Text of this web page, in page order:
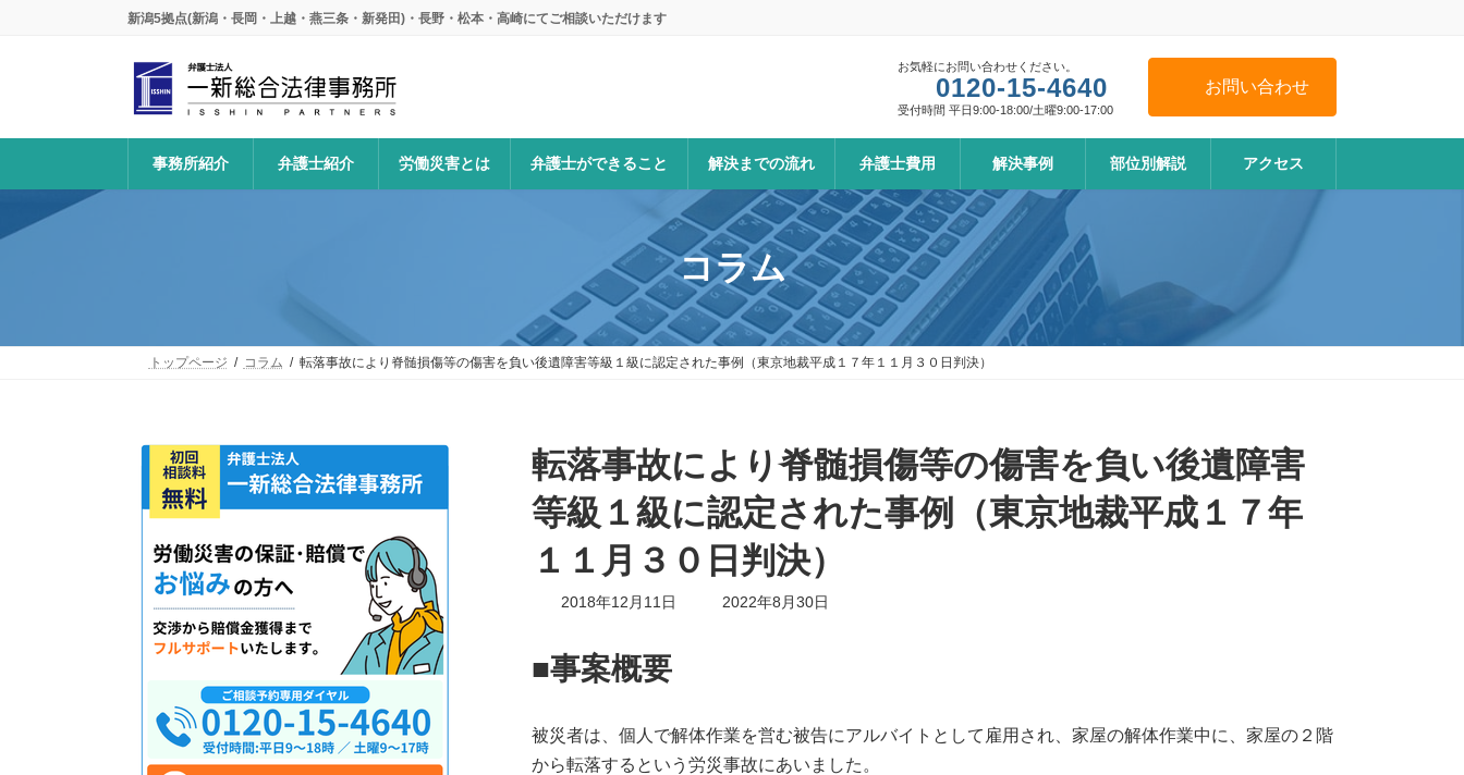
ッ
移
新潟5拠点(新潟・長岡・上越・燕三条・新発田)・長野・松本・高崎にてご相談いただけます
お気軽にお問い合わせください。
0120-15-4640
受付時間 平日9:00-18:00/土曜9:00-17:00
お問い合わせ
事務所紹介 弁護士紹介 労働災害とは 弁護士ができること 解決までの流れ 弁護士費用 解決事例 部位別解説 アクセス
コラム
トップページ コラム 転落事故により脊髄損傷等の傷害を負い後遺障害等級１級に認定された事例（東京地裁平成１７年１１月３０日判決）
転落事故により脊髄損傷等の傷害を負い後遺障害
等級１級に認定された事例（東京地裁平成１７年
１１月３０日判決）
2018年12月11日
最
2022年8月30日
■事案概要
被災者は、個人で解体作業を営む被告にアルバイトとして雇用され、家屋の解体作業中に、家屋の２階
から転落するという労災事故にあいました。